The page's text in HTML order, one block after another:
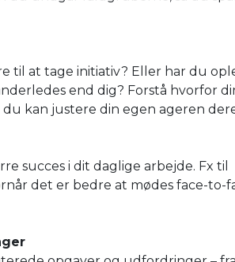
til at tage initiativ? Eller har du
end dig? Forstå hvorfor
du kan justere din egen ageren
succes i dit daglige arbejde. Fx til
det er bedre at mødes face-to-